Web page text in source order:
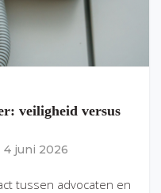
veiligheid versus
4 juni 2026
tussen advocaten en